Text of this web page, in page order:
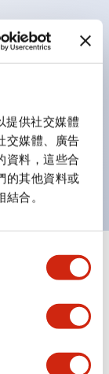
提供社交媒體
交媒體、廣告
資料，這些合
的其他資料或
合。
3c接點。
顯示全部 +